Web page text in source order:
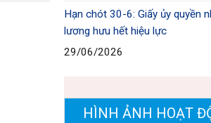
Hạn chót 30-6: Giấy ủy quyền
lương hưu hết hiệu lực
29/06/2026
HÌNH ẢNH HOẠT